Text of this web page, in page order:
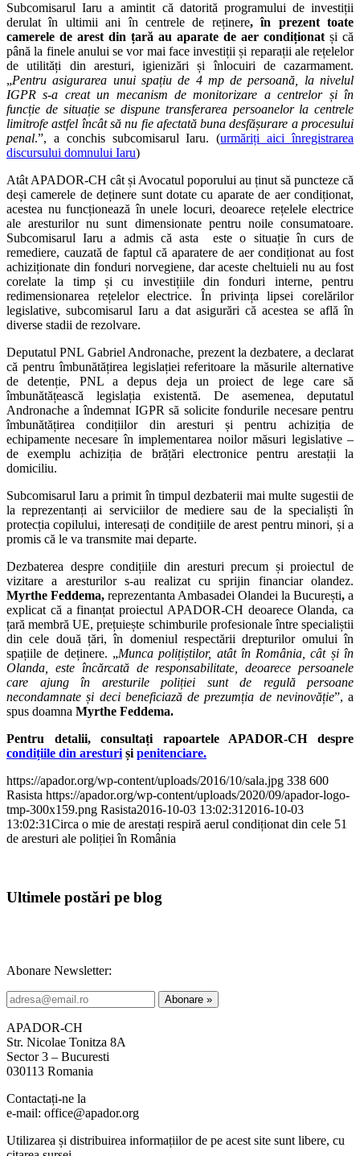
Subcomisarul Iaru a amintit că datorită programului de investiții
derulat în ultimii ani în centrele de reținere, în prezent toate
camerele de arest din țară au aparate de aer condiționat și că
până la finele anului se vor mai face investiții și reparații ale rețelelor
de utilități din aresturi, igienizări și înlocuiri de cazarmament.
„Pentru asigurarea unui spațiu de 4 mp de persoană, la nivelul
IGPR s-a creat un mecanism de monitorizare a centrelor și în
funcție de situație se dispune transferarea persoanelor la centrele
limitrofe astfel încât să nu fie afectată buna desfășurare a procesului
penal.”, a conchis subcomisarul Iaru. (urmăriți aici înregistrarea
discursului domnului Iaru)
Atât APADOR-CH cât și Avocatul poporului au ținut să puncteze că
deși camerele de deținere sunt dotate cu aparate de aer condiționat,
acestea nu funcționează în unele locuri, deoarece rețelele electrice
ale aresturilor nu sunt dimensionate pentru noile consumatoare.
Subcomisarul Iaru a admis că asta este o situație în curs de
remediere, cauzată de faptul că aparatere de aer condiționat au fost
achiziționate din fonduri norvegiene, dar aceste cheltuieli nu au fost
corelate la timp și cu investițiile din fonduri interne, pentru
redimensionarea rețelelor electrice. În privința lipsei corelărilor
legislative, subcomisarul Iaru a dat asigurări că acestea se află în
diverse stadii de rezolvare.
Deputatul PNL Gabriel Andronache, prezent la dezbatere, a declarat
că pentru îmbunătățirea legislației referitoare la măsurile alternative
de detenție, PNL a depus deja un proiect de lege care să
îmbunătățească legislația existentă. De asemenea, deputatul
Andronache a îndemnat IGPR să solicite fondurile necesare pentru
îmbunătățirea condițiilor din aresturi și pentru achiziția de
echipamente necesare în implementarea noilor măsuri legislative –
de exemplu achiziția de brățări electronice pentru arestații la
domiciliu.
Subcomisarul Iaru a primit în timpul dezbaterii mai multe sugestii de
la reprezentanți ai serviciilor de mediere sau de la specialiști în
protecția copilului, interesați de condițiile de arest pentru minori, și a
promis că le va transmite mai departe.
Dezbaterea despre condițiile din aresturi precum și proiectul de
vizitare a aresturilor s-au realizat cu sprijin financiar olandez.
Myrthe Feddema, reprezentanta Ambasadei Olandei la București, a
explicat că a finanțat proiectul APADOR-CH deoarece Olanda, ca
țară membră UE, prețuiește schimburile profesionale între specialiștii
din cele două țări, în domeniul respectării drepturilor omului în
spațiile de deținere. „Munca polițiștilor, atât în România, cât și în
Olanda, este încărcată de responsabilitate, deoarece persoanele
care ajung în aresturile poliției sunt de regulă persoane
necondamnate și deci beneficiază de prezumția de nevinovăție”, a
spus doamna Myrthe Feddema.
Pentru detalii, consultați rapoartele APADOR-CH despre
condițiile din aresturi și penitenciare.
https://apador.org/wp-content/uploads/2016/10/sala.jpg 338 600
Rasista https://apador.org/wp-content/uploads/2020/09/apador-logo-
tmp-300x159.png Rasista2016-10-03 13:02:31 2016-10-03
13:02:31Circa o mie de arestați respiră aerul condiționat din cele 51
de aresturi ale poliției în România
Ultimele postări pe blog
Abonare Newsletter:
APADOR-CH
Str. Nicolae Tonitza 8A
Sector 3 – Bucuresti
030113 Romania
Contactați-ne la
e-mail: office@apador.org
Utilizarea și distribuirea informațiilor de pe acest site sunt libere, cu